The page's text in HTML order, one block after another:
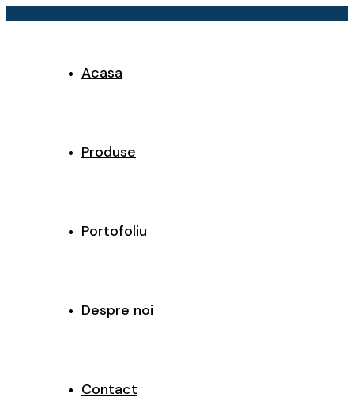
Acasa
Produse
Portofoliu
Despre noi
Contact